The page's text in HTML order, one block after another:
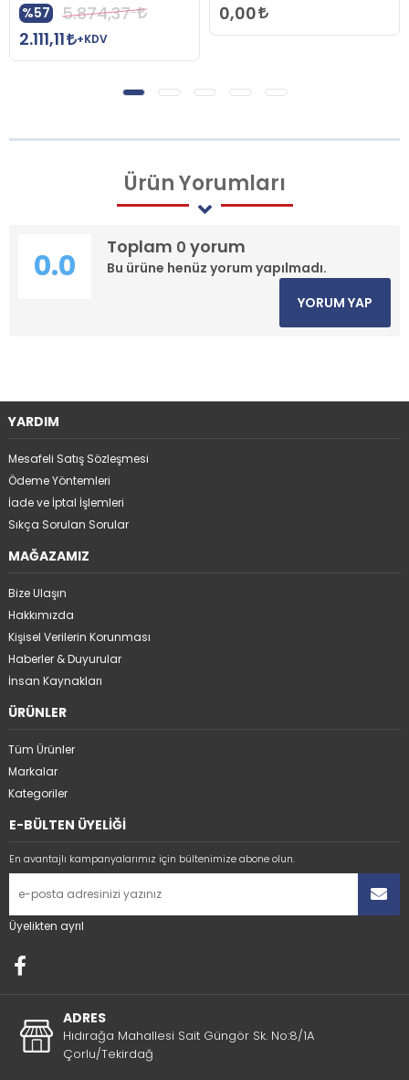
%57
5.874,37
2.111,11
+KDV
0,00
ÜrünYorumları
Toplam 0 yorum
Bu ürüne henüz yorum yapılmadı.
0.0
YORUM YAP
YARDIM
Mesafeli Satış Sözleşmesi
Ödeme Yöntemleri
İade ve İptal İşlemleri
Sıkça Sorulan Sorular
MAĞAZAMIZ
Bize Ulaşın
Hakkımızda
Kişisel Verilerin Korunması
Haberler & Duyurular
İnsan Kaynakları
ÜRÜNLER
Tüm Ürünler
Markalar
Kategoriler
E-BÜLTEN ÜYELİĞİ
En avantajlı kampanyalarımız için bültenimize abone olun.
Üyelikten ayrıl
ADRES
Hıdırağa Mahallesi Sait Güngör Sk. No:8/1A
Çorlu/Tekirdağ